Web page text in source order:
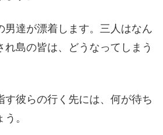
男達が漂着します。三人はなん
れ島の皆は、どうなってしまう
す彼らの行く先には、何が待ち
。